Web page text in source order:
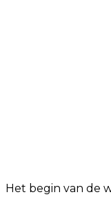
Het begin van de